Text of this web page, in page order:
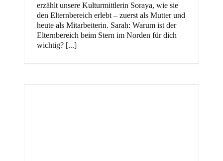
und Familie
erzählt unsere Kulturmittlerin Soraya, wie sie
den Elternbereich erlebt – zuerst als Mutter und
heute als Mitarbeiterin. Sarah: Warum ist der
Elternbereich beim Stern im Norden für dich
wichtig? [...]